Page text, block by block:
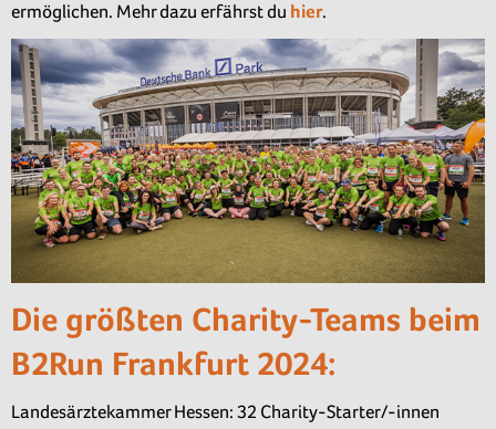
ermöglichen. Mehr dazu erfährst du hier.
Die größten Charity-Teams beim
B2Run Frankfurt 2024:
Landesärztekammer Hessen: 32 Charity-Starter/-innen